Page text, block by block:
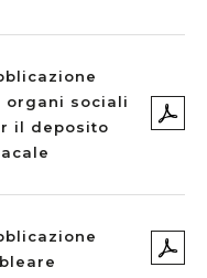
sociali
il deposito